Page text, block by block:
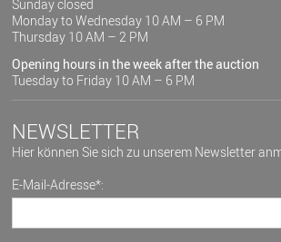
Sunday closed
Monday to Wednesday 10 AM – 6 PM
Thursday 10 AM – 2 PM
Opening hours in the week after the auction
Tuesday to Friday 10 AM – 6 PM
NEWSLETTER
Hier können Sie sich zu unserem Newsletter
E-Mail-Adresse*: